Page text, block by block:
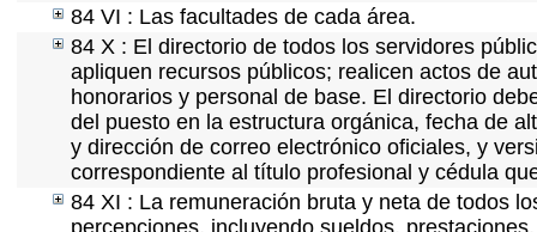
84 VI : Las facultades de cada área.
84 X : El directorio de todos los servidores
apliquen recursos públicos; realicen actos de
honorarios y personal de base. El directorio
del puesto en la estructura orgánica, fecha de
y dirección de correo electrónico oficiales, y
correspondiente al título profesional y cédula
84 XI : La remuneración bruta y neta de todos
percepciones, incluyendo sueldos,